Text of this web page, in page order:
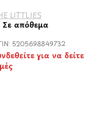
LITTLIES
Σε απόθεμα
5205698849732
για να δείτε